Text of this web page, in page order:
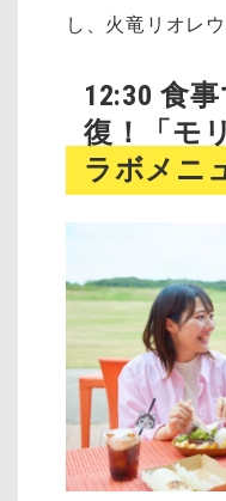
し、火竜リオレ
12:30 食
復！「モ
ラボメニ